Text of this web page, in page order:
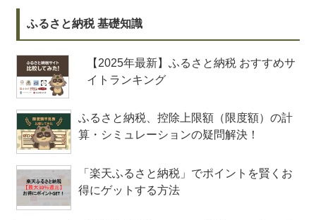
ふるさと納税 基礎知識
【2025年最新】ふるさと納税 おすすめサ
イトランキング
ふるさと納税、控除上限額（限度額）の計
算・シミュレーションの疑問解決！
「楽天ふるさと納税」でポイントを賢くお
得にゲットする方法